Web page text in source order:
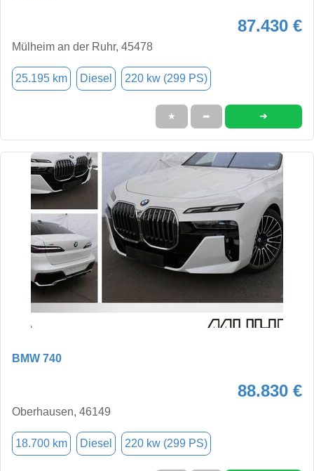
87.430 €
Mülheim an der Ruhr, 45478
25.195 km Diesel 220 kw (299 PS)
★ ➦ ➜
BMW 740
88.830 €
Oberhausen, 46149
18.700 km Diesel 220 kw (299 PS)